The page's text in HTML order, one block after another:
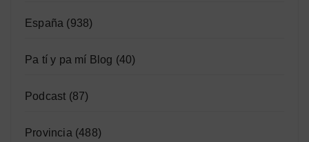
España (938)
Pa tí y pa mí Blog (40)
Podcast (87)
Provincia (488)